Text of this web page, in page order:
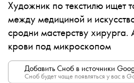
Художник по текстилю ищет
между медициной и
сродни мастерству хирурга.
крови под микроскопом
Добавить Сноб в источники
Сноб будет чаще появляться у вас в